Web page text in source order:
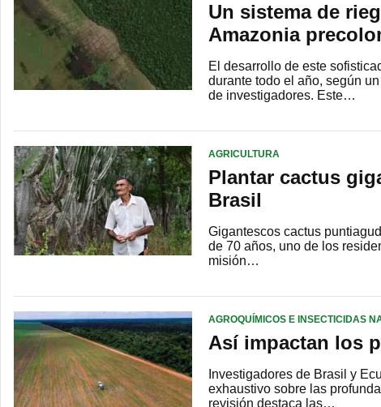
Un sistema de
Amazonia
El desarrollo de este
durante todo el año, según
de investigadores. Este…
AGRICULTURA
Plantar cactus
Brasil
Gigantescos cactus
de 70 años, uno de los
misión…
AGROQUÍMICOS E INSECTICIDAS
Así impactan los
Investigadores de Brasil y
exhaustivo sobre las
revisión destaca las…